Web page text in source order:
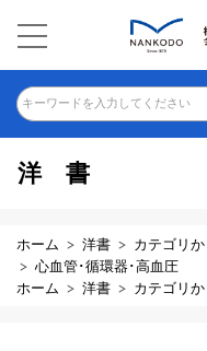
キーワードを入力してください
洋書
ホーム 洋書 カテゴリ
心血管･循環器･高血圧
ホーム
洋書 カテゴリ